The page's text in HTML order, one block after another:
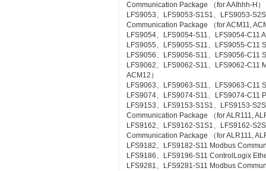
Communication Package （for AAIhhh-H）
LFS9053、LFS9053-S1S1、LFS9053-
Communication Package （for ACM11,
LFS9054、LFS9054-S11、LFS9054-C11
LFS9055、LFS9055-S11、LFS9055-C11
LFS9056、LFS9056-S11、LFS9056-C11
LFS9062、LFS9062-S11、LFS9062-C11
ACM12）
LFS9063、LFS9063-S11、LFS9063-C11
LFS9074、LFS9074-S11、LFS9074-C11
LFS9153、LFS9153-S1S1、LFS9153-
Communication Package （for ALR111,
LFS9162、LFS9162-S1S1、LFS9162-
Communication Package （for ALR111,
LFS9182、LFS9182-S11 Modbus
LFS9186、LFS9196-S11 ControlLogix
LFS9281、LFS9281-S11 Modbus